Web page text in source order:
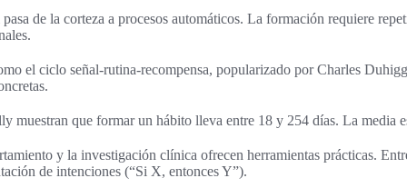
de la corteza a procesos automáticos. La formación requiere
el ciclo señal-rutina-recompensa, popularizado por Charles
muestran que formar un hábito lleva entre 18 y 254 días. La media
y la investigación clínica ofrecen herramientas prácticas.
de intenciones (“Si X, entonces Y”).